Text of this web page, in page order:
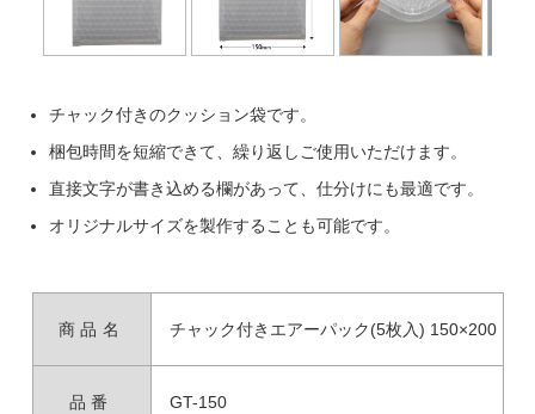
チャック付きのクッション袋です。
梱包時間を短縮できて、繰り返しご使用いただけます。
直接文字が書き込める欄があって、仕分けにも最適です。
オリジナルサイズを製作することも可能です。
商品名 チャック付きエアーパック(5枚入) 150×200
品番 GT-150